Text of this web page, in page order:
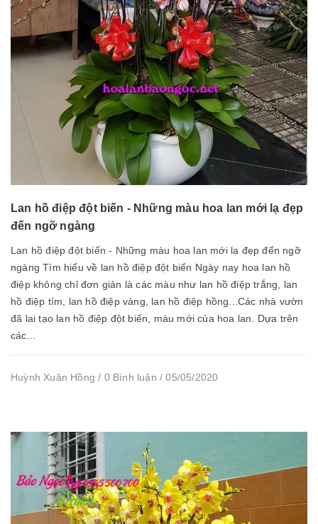
Lan hồ điệp đột biến - Những màu hoa lan mới lạ đẹp
đến ngỡ ngàng
Lan hồ điệp đột biến - Những màu hoa lan mới lạ đẹp đến ngỡ
ngàng Tìm hiểu về lan hồ điệp đột biến Ngày nay hoa lan hồ
điệp không chỉ đơn giản là các màu như lan hồ điệp trắng, lan
hồ điệp tím, lan hồ điệp vàng, lan hồ điệp hồng...Các nhà vườn
đã lai tạo lan hồ điệp đột biến, màu mới của hoa lan. Dựa trên
các...
Huỳnh Xuân Hồng / 0 Bình luận / 05/05/2020